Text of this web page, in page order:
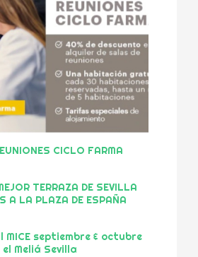
CICLO FARMA
TERRAZA DE SEVILLA
A LA PLAZA DE ESPAÑA
septiembre & octubre
el Meliá Sevilla